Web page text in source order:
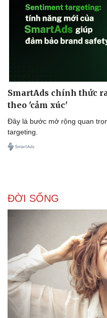
SmartAds chính thức
theo 'cảm xúc'
Đây là bước mở rộng quan
targeting.
ĐỜI SỐNG